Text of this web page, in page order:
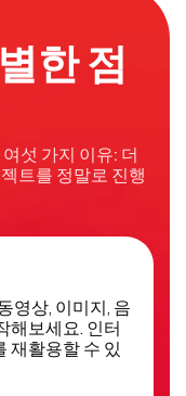
한 점
섯 가지 이유: 더
트를 정말로 진행
영상, 이미지, 음
해보세요. 인터
재활용할 수 있